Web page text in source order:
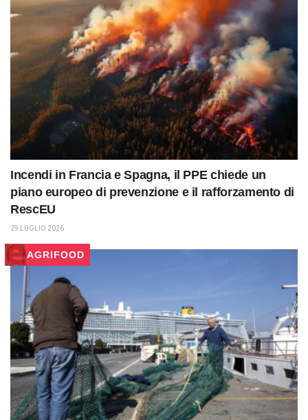
Incendi in Francia e Spagna, il PPE chiede un
piano europeo di prevenzione e il rafforzamento di
RescEU
29 LUGLIO 2026
AGRIFOOD